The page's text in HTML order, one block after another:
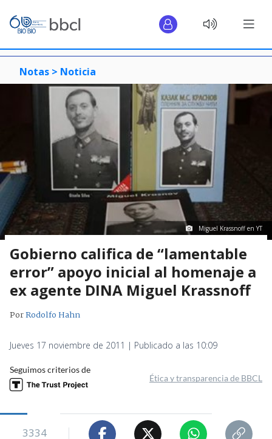
Notas > Noticia
Miguel Krassnoff en YT
Gobierno califica de “lamentable
error” apoyo inicial al homenaje a
ex agente DINA Miguel Krassnoff
PorRodolfo Hahn
Jueves 17 noviembre de 2011 | Publicado a las 10:09
Seguimos criterios de
Ética y transparencia de BBCL
3334